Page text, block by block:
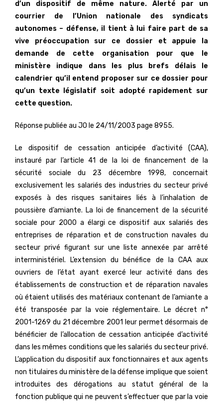
d’un dispositif de même nature. Alerté par un
courrier de l’Union nationale des syndicats
autonomes – défense, il tient à lui faire part de sa
vive préoccupation sur ce dossier et appuie la
demande de cette organisation pour que le
ministère indique dans les plus brefs délais le
calendrier qu’il entend proposer sur ce dossier pour
qu’un texte législatif soit adopté rapidement sur
cette question.
Réponse publiée au JO le 24/11/2003 page 8955.
Le dispositif de cessation anticipée d’activité (CAA),
instauré par l’article 41 de la loi de financement de la
sécurité sociale du 23 décembre 1998, concernait
exclusivement les salariés des industries du secteur privé
exposés à des risques sanitaires liés à l’inhalation de
poussière d’amiante. La loi de financement de la sécurité
sociale pour 2000 a élargi ce dispositif aux salariés des
entreprises de réparation et de construction navales du
secteur privé figurant sur une liste annexée par arrêté
interministériel. L’extension du bénéfice de la CAA aux
ouvriers de l’état ayant exercé leur activité dans des
établissements de construction et de réparation navales
où étaient utilisés des matériaux contenant de l’amiante a
été transposée par la voie réglementaire. Le décret n°
2001-1269 du 21 décembre 2001 leur permet désormais de
bénéficier de l’allocation de cessation anticipée d’activité
dans les mêmes conditions que les salariés du secteur privé.
L’application du dispositif aux fonctionnaires et aux agents
non titulaires du ministère de la défense implique que soient
introduites des dérogations au statut général de la
fonction publique qui ne peuvent s’effectuer que par la voie